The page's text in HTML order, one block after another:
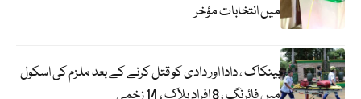
میں انتخابات مؤخر
بینکاک ، دادا اور دادی کو قتل کرنے کے بعد ملزم کی اسکول